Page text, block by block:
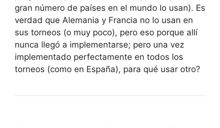
gran número de países en el mundo lo usan). Es
verdad que Alemania y Francia no lo usan en
sus torneos (o muy poco), pero eso porque allí
nunca llegó a implementarse; pero una vez
implementado perfectamente en todos los
torneos (como en España), para qué usar otro?